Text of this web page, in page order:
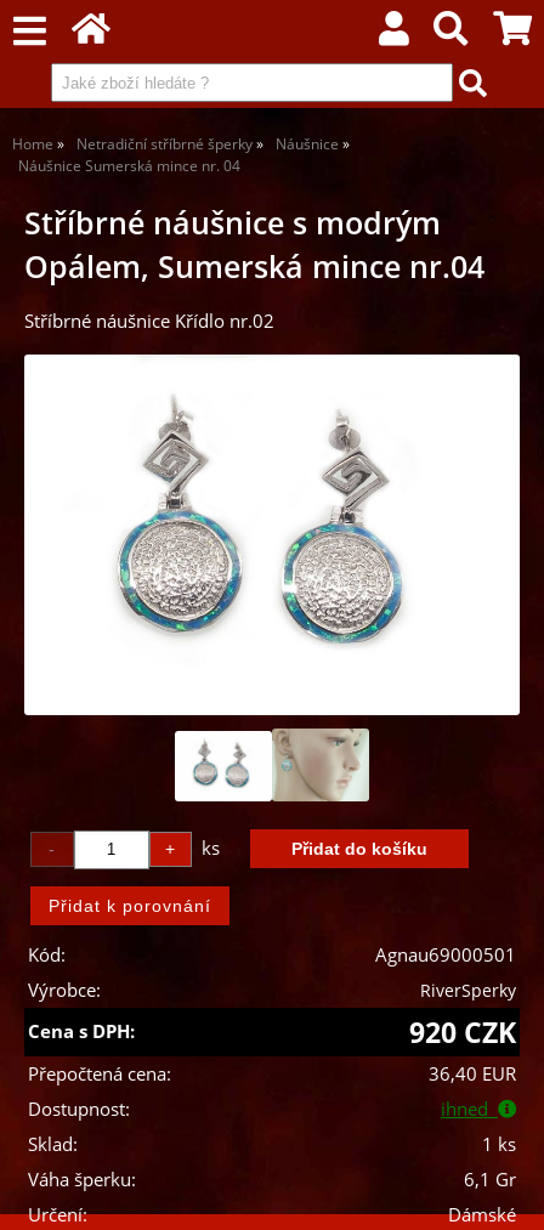
Home Netradiční stříbrné šperky
Náušnice
Náušnice Sumerská mince nr. 04
Stříbrné náušnice s modrým
Opálem, Sumerská mince nr.04
Stříbrné náušnice Křídlo nr.02
ks
Kód:
Agnau69000501
Výrobce:
RiverSperky
Cena s DPH: 920 CZK
Přepočtená cena:
36,40 EUR
Dostupnost:
ihned
Sklad:
1 ks
Váha šperku:
6,1 Gr
Určení:
Dámské